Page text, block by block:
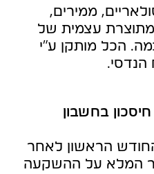
ממירים,
עצמית של
הכל מותקן ע"י
הנדסי.
בחשבון
הראשון לאחר
המלא על ההשקעה